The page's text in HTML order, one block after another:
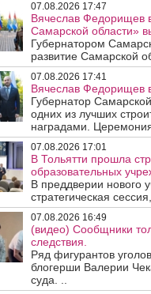
07.08.2026 17:47
Вячеслав Федорищев
Самарской области»
Губернатором
развитие Самарской
07.08.2026 17:41
Вячеслав Федорищев
Губернатор
одних из лучших
наградами.
07.08.2026 17:01
В Тольятти прошла
образовательных
В преддверии нового
стратегическая
07.08.2026 16:49
(видео) Сообщники
следствия.
Ряд фигурантов
блогерши Валерии
суда. ..